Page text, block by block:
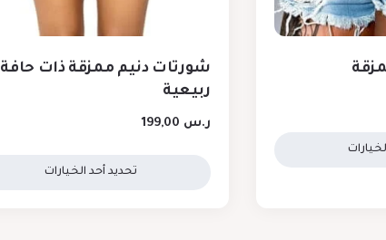
شورتات دنيم ممزقة ذات حافة
ربيعية
ر.س
تحديد أحد الخيارات